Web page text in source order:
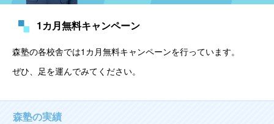
1カ月無料キャンペーン
森塾の各校舎では1カ月無料キャンペーンを行っています。
ぜひ、足を運んでみてください。
森塾の実績